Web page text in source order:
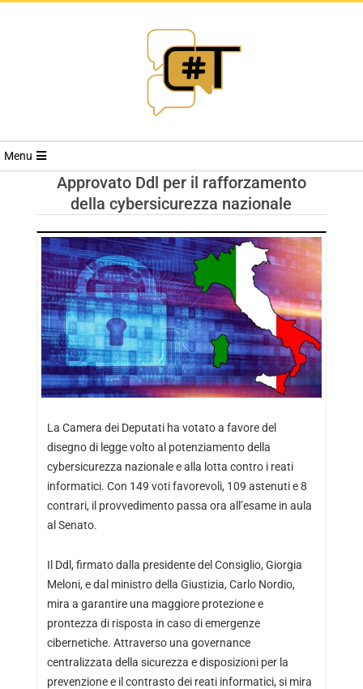
RIVISTA
TRENDS
Menu
Approvato Ddl per il rafforzamento
della cybersicurezza nazionale
La Camera dei Deputati ha votato a favore del
disegno di legge volto al potenziamento della
cybersicurezza nazionale e alla lotta contro i reati
informatici. Con 149 voti favorevoli, 109 astenuti e 8
contrari, il provvedimento passa ora all’esame in aula
al Senato.
Il Ddl, firmato dalla presidente del Consiglio, Giorgia
Meloni, e dal ministro della Giustizia, Carlo Nordio,
mira a garantire una maggiore protezione e
prontezza di risposta in caso di emergenze
cibernetiche. Attraverso una governance
centralizzata della sicurezza e disposizioni per la
prevenzione e il contrasto dei reati informatici, si mira